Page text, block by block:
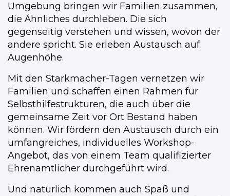
Umgebung bringen wir Familien zusammen,
die Ähnliches durchleben. Die sich
gegenseitig verstehen und wissen, wovon der
andere spricht. Sie erleben Austausch auf
Augenhöhe.
Mit den Starkmacher-Tagen vernetzen wir
Familien und schaffen einen Rahmen für
Selbsthilfestrukturen, die auch über die
gemeinsame Zeit vor Ort Bestand haben
können. Wir fördern den Austausch durch ein
umfangreiches, individuelles Workshop-
Angebot, das von einem Team qualifizierter
Ehrenamtlicher durchgeführt wird.
Und natürlich kommen auch Spaß und